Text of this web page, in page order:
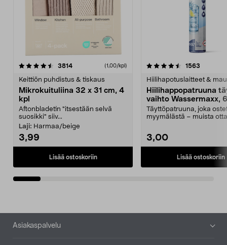
3814arvostelut (1,00/kpl)
Keittiön puhdistus & tiskaus
Mikrokuituliina 32 x 31 cm, 4
kpl
Aftonbladetin "itsestään selvä
suosikki" siiv...
Laji: Harmaa/beige
3,99
Lisää ostoskoriin
4.5viidestä
1563
Hiilihapotuslaitteet &
Hiilihappopatruuna
vaihto Wassermaxx,
Täyttöpatruuna, joka
myymälästä – muista
3,00
Lisää ostoskoriin
4.5viidestä
Alatunniste
Asiakaspalvelu